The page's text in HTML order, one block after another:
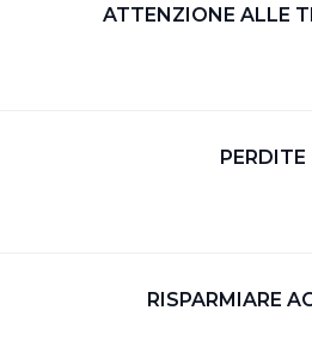
ATTENZIONE ALLE
RISPARMIARE